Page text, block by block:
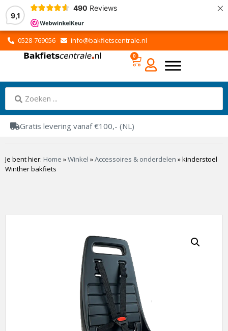
9,1
490 Reviews ×
0528-769056 info@bakfietscentrale.nl
0
Gratis levering vanaf €100,- (NL)
Je bent hier: Home »Winkel »Accessoires & onderdelen »kinderstoel
Winther bakfiets